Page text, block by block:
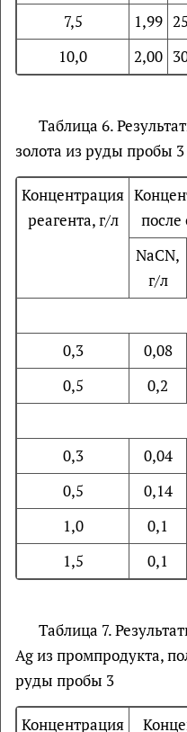
7,5
1,99
10,0
2,00
Таблица 6.
золота из руды пробы 3
Концентрация
реагента, г/л
после
NaCN,
г/л
0,3
0,08
0,5
0,2
0,3
0,04
0,5
0,14
1,0
0,1
1,5
0,1
Таблица 7.
Ag из промпродукта,
руды пробы 3
Концентрация